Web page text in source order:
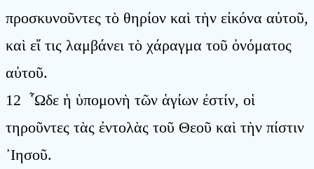
προσκυνοῦντες τὸ θηρίον καὶ τὴν εἰκόνα αὐτοῦ,
καὶ εἴ τις λαμβάνει τὸ χάραγμα τοῦ ὀνόματος
αὐτοῦ.
12 ῟Ωδε ἡ ὑπομονὴ τῶν ἁγίων ἐστίν, οἱ
τηροῦντες τὰς ἐντολὰς τοῦ Θεοῦ καὶ τὴν πίστιν
᾿Ιησοῦ.